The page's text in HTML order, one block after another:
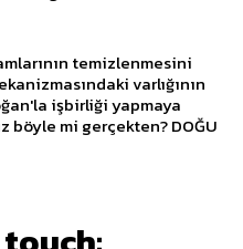
temizlenmesini
varlığının
işbirliği yapmaya
mi gerçekten? DOĞU